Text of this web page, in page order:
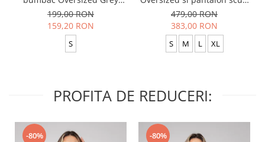
Anthracite
199,00 RON
159,20 RON
S
Baggy Black
479,00 RON
383,00 RON
S M L XL
PROFITA DE REDUCERI:
-80% -80%